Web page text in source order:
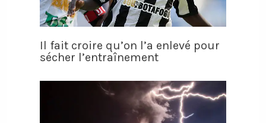
Il fait croire qu’on l’a enlevé pour
sécher l’entraînement